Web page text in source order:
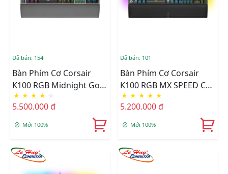
Đã bán: 154
Bàn Phím Cơ Corsair
K100 RGB Midnight Gold
Optical Switch CH-
912A21A-NA
★ ★ ★ ★ ☆
5.500.000 đ
Mới 100%
Đã bán: 101
Bàn Phím Cơ Corsair
K100 RGB MX SPEED CH-
912A014-NA
★ ★ ★ ★ ★
5.200.000 đ
Mới 100%